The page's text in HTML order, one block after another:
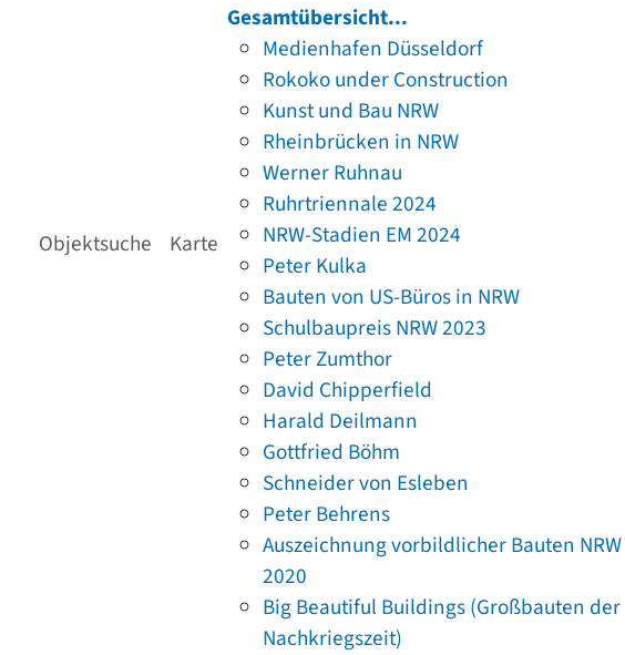
Objektsuche Karte
Gesamtübersicht...
Medienhafen Düsseldorf
Rokoko under Construction
Kunst und Bau NRW
Rheinbrücken in NRW
Werner Ruhnau
Ruhrtriennale 2024
NRW-Stadien EM 2024
Peter Kulka
Bauten von US-Büros in NRW
Schulbaupreis NRW 2023
Peter Zumthor
David Chipperfield
Harald Deilmann
Gottfried Böhm
Schneider von Esleben
Peter Behrens
Auszeichnung vorbildlicher Bauten NRW
2020
Big Beautiful Buildings (Großbauten der
Nachkriegszeit)